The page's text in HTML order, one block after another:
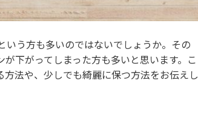
う方も多いのではないでしょうか。その
下がってしまった方も多いと思います。こ
法や、少しでも綺麗に保つ方法をお伝えし